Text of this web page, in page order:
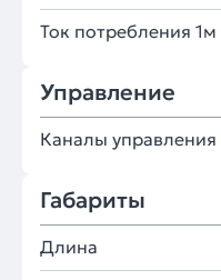
Ток потребления 1м
Управление
Каналы управления
Габариты
Длина